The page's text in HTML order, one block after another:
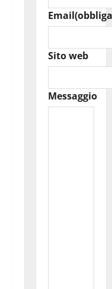
Email
Sito web
Messaggio